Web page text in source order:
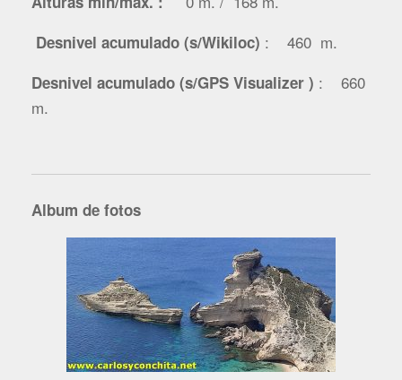
Desnivel acumulado (s/Wikiloc) : 460 m.
Desnivel acumulado (s/GPS Visualizer ) : 660
m.
Album de fotos